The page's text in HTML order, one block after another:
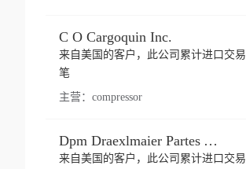
C O Cargoquin Inc.
来自美国的客户，此公司累计进口交易
笔
主营： compressor
Dpm Draexlmaier Partes Automotrices Corr Ind Huejotzingo
来自美国的客户，此公司累计进口交易